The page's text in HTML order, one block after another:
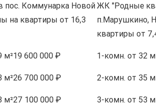
Коммунарка Новой
на квартиры от 16,3
м²19 600 000 ₽
м²26 700 000 ₽
м²27 100 000 ₽
ЖК "Родные
п.Марушкино,
квартиры от
1-комн. от 32
2-комн. от 35
3-комн. от 53